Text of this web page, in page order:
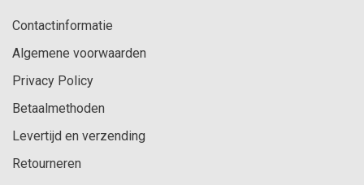
Contactinformatie
Algemene voorwaarden
Privacy Policy
Betaalmethoden
Levertijd en verzending
Retourneren